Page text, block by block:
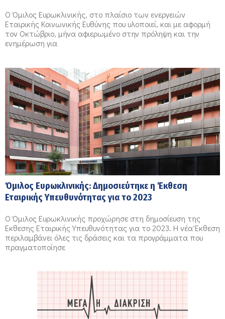
Ο Όμιλος Ευρωκλινικής, στο πλαίσιο των ενεργειών
Εταιρικής Κοινωνικής Ευθύνης που υλοποιεί, και με αφορμή
τον Οκτώβριο, μήνα αφιερωμένο στην πρόληψη και την
ενημέρωση για
Όμιλος Ευρωκλινικής: Δημοσιεύτηκε η Έκθεση
Εταιρικής Υπευθυνότητας για το 2023
Ο Όμιλος Ευρωκλινικής προχώρησε στη δημοσίευση της
Έκθεσης Εταιρικής Υπευθυνότητας για το 2023. Η νέα Έκθεση
περιλαμβάνει όλες τις δράσεις και τα προγράμματα που
πραγματοποίησε